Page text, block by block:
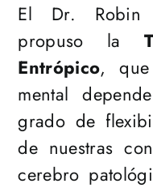
El Dr. Robin
propuso la
Entrópico,
mental
grado de
de nuestras
cerebro